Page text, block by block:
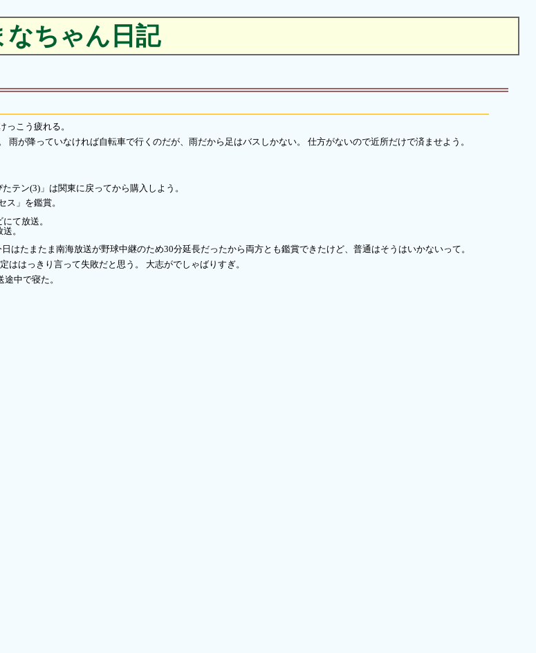
なちゃん日記
っこう疲れる。
が降っていなければ自転車で行くのだが、雨だから足はバスしかない。 仕方がないので近所だけで済ませよう。
テン(3)」は関東に戻ってから購入しよう。
ス」を鑑賞。
て放送。
。
たまたま南海放送が野球中継のため30分延長だったから両方とも鑑賞できたけど、普通はそうはいかないって。
ははっきり言って失敗だと思う。 大志がでしゃばりすぎ。
中で寝た。